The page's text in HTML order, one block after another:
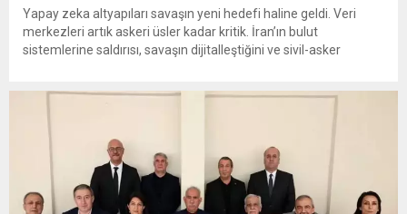
Yapay zeka altyapıları savaşın yeni hedefi haline geldi. Veri
merkezleri artık askeri üsler kadar kritik. İran’ın bulut
sistemlerine saldırısı, savaşın dijitalleştiğini ve sivil-asker